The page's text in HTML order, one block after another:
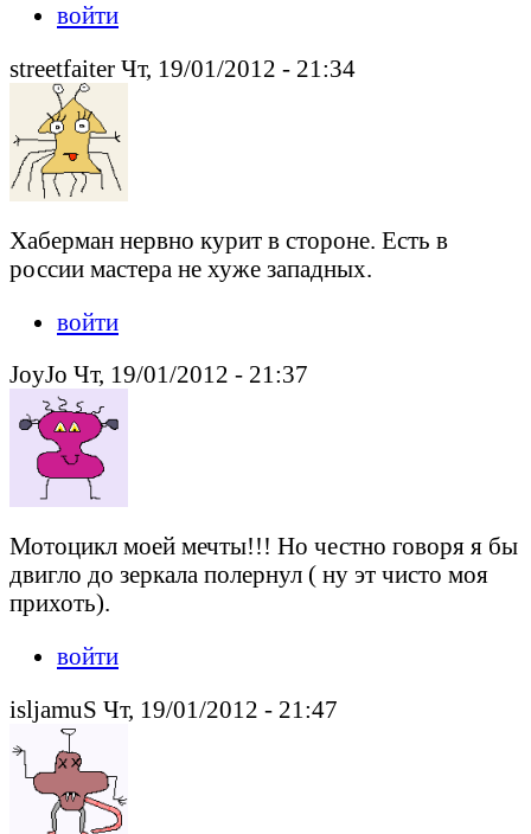
войти
streetfaiter Чт, 19/01/2012 - 21:34
Хаберман нервно курит в стороне. Есть в
россии мастера не хуже западных.
войти
JoyJo Чт, 19/01/2012 - 21:37
Мотоцикл моей мечты!!! Но честно говоря я бы
двигло до зеркала полернул ( ну эт чисто моя
прихоть).
войти
isljamuS Чт, 19/01/2012 - 21:47